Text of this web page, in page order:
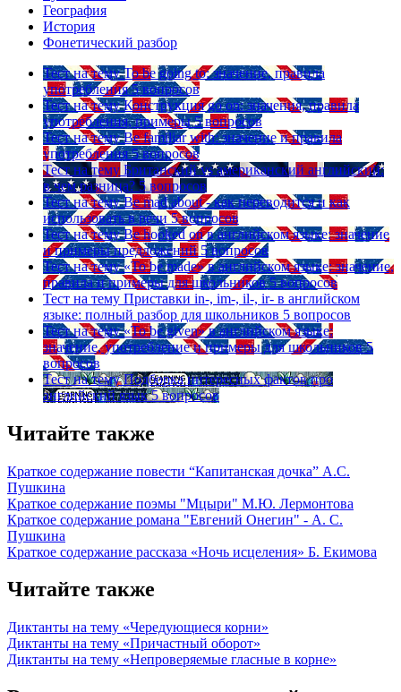
География
История
Фонетический разбор
Тест на тему To be going to: значение, правила
употребления 5 вопросов
Тест на тему Конструкция go on: значения, правила
употребления, примеры 5 вопросов
Тест на тему Be familiar with: значение и правила
употребления 5 вопросов
Тест на тему Британский vs американский английский:
в чем разница? 5 вопросов
Тест на тему Be mad about - как переводится и как
использовать в речи 5 вопросов
Тест на тему Be hooked on в английском языке: значение
и примеры предложений 5 вопросов
Тест на тему «To be made» в английском языке: значение,
правила и примеры для школьников 5 вопросов
Тест на тему Приставки in-, im-, il-, ir- в английском
языке: полный разбор для школьников 5 вопросов
Тест на тему «To be given» в английском языке:
значение, употребление и примеры для школьников 5
вопросов
Тест на тему Подборка интересных фактов про
английский язык 5 вопросов
Читайте также
Краткое содержание повести “Капитанская дочка” А.С.
Пушкина
Краткое содержание поэмы "Мцыри" М.Ю. Лермонтова
Краткое содержание романа "Евгений Онегин" - А. С.
Пушкина
Краткое содержание рассказа «Ночь исцеления» Б. Екимова
Читайте также
Диктанты на тему «Чередующиеся корни»
Диктанты на тему «Причастный оборот»
Диктанты на тему «Непроверяемые гласные в корне»